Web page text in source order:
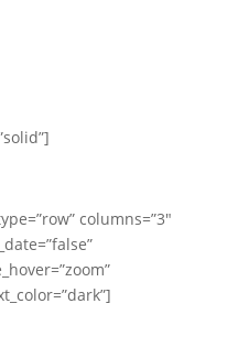
columns=”3″